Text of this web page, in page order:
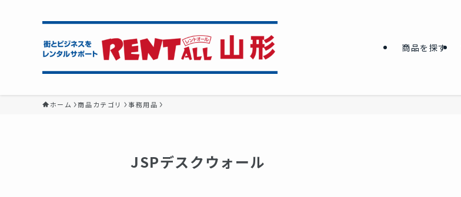
商品を探す
ホーム 商品カテゴリ 事務用品
JSPデスクウォール